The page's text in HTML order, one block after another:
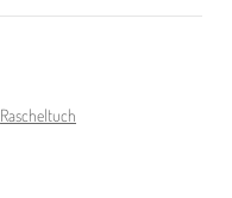
Rascheltuch